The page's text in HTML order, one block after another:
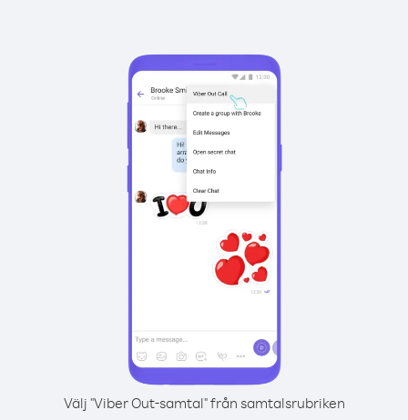
Välj "Viber Out-samtal" från samtalsrubriken